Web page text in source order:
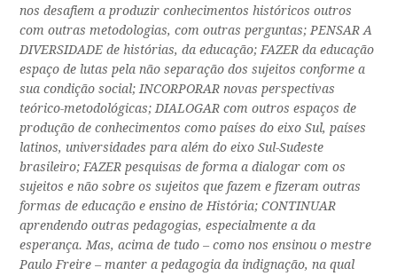
nos desafiem a produzir conhecimentos históricos outros
com outras metodologias, com outras perguntas; PENSAR A
DIVERSIDADE de histórias, da educação; FAZER da educação
espaço de lutas pela não separação dos sujeitos conforme a
sua condição social; INCORPORAR novas perspectivas
teórico-metodológicas; DIALOGAR com outros espaços de
produção de conhecimentos como países do eixo Sul, países
latinos, universidades para além do eixo Sul-Sudeste
brasileiro; FAZER pesquisas de forma a dialogarcom os
sujeitos e nãosobre os sujeitos que fazem e fizeram outras
formas de educação e ensino de História; CONTINUAR
aprendendo outras pedagogias, especialmente a da
esperança. Mas, acima de tudo – como nos ensinou o mestre
Paulo Freire – manter a pedagogia da indignação, na qual